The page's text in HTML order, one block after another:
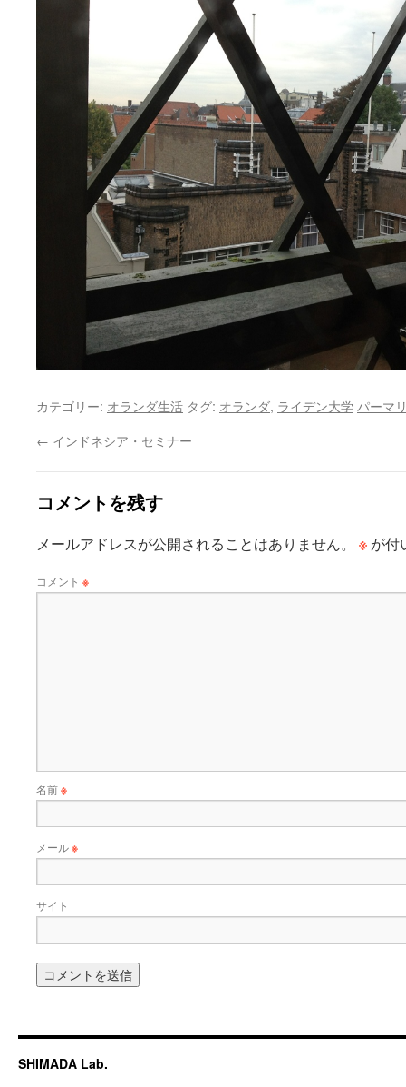
カテゴリー: オランダ生活 タグ: オランダ, ライデン大学 パーマ
← インドネシア・セミナー
コメントを残す
メールアドレスが公開されることはありません。 ※ が付
コメント ※
名前※
メール※
サイト
SHIMADA Lab.